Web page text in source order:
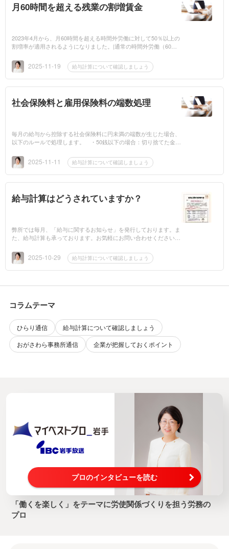
月60時間を超える残業の割増賃金
2023年4月から、月60時間を超える時間外労働に対して50％以上の
割増率が適用されるようになりました。|通常の時間外労働（60時
の計算方法（例...
2025-11-19 給与計算について確認しましょう
社会保険料と雇用保険料の端数処理
毎月の給与から控除する社会保険料に円未満の端数が生じた場合、
以下のルールで処理します。 ・50銭以下の場合：切り捨てた金額
する 【具体例...
2025-11-11 給与計算について確認しましょう
給与計算はどうされていますか？
弊所では毎月、「給与に関するお知らせ」を発行しております。ま
た、給与計算も承っております。お気軽にお問い合わせください。
ara-sr.net/TE...
2025-10-29 給与計算について確認しましょう
コラムテーマ
ひらり通信
給与計算について確認しましょう
おがさわら事務所通信
企業が把握しておくポイント
プロのインタビューを読む
「働くを楽しく」をテーマに労使関係づくりを担う労務の
プロ